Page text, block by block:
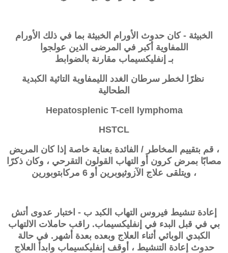
الخبيثة - كان حدوث الأورام الخبيثة بما في ذلك الأورام
اللمفاوية أكبر في المرضى الذين عولجوا
بـ إنفليكسيماب مقارنة بالضوابط
نظرًا لخطرسرطان الغدد الليمفاوية التائية الكبدية
الطحالية
Hepatosplenic T-cell lymphoma
، قم بتقييم المخاطر / الفائدة بعناية خاصة إذا كان المريض
مصابًا بمرض كرون أو التهاب القولون التقرحي ، وكان ذكرًا
، ويتلقى علاج الآزوثيوبرين أو 6 مركابتوبورين
إعادة تنشيط فيروس التهاب الكبد ب - اختبار عدوى أتش
بي في قبل البدء في إنفليكسيماب. راقب حاملات الالتهاب
الكبدي الوبائي أثناء العلاج وبعده بعدة أشهر. في حالة
حدوث إعادة التنشيط ، أوقف إنفليكسيماب وابدأ العلاج